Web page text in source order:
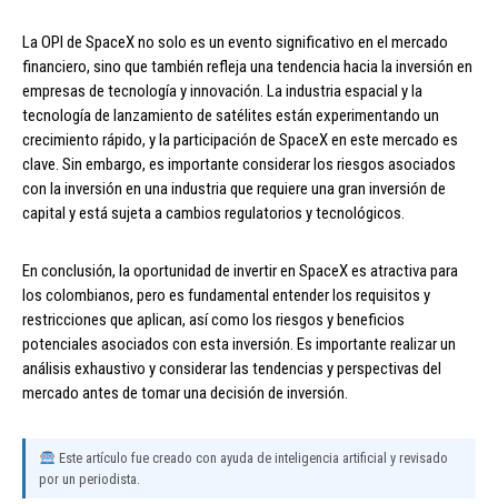
La OPI de SpaceX no solo es un evento significativo en el mercado
financiero, sino que también refleja una tendencia hacia la inversión en
empresas de tecnología y innovación. La industria espacial y la
tecnología de lanzamiento de satélites están experimentando un
crecimiento rápido, y la participación de SpaceX en este mercado es
clave. Sin embargo, es importante considerar los riesgos asociados
con la inversión en una industria que requiere una gran inversión de
capital y está sujeta a cambios regulatorios y tecnológicos.
En conclusión, la oportunidad de invertir en SpaceX es atractiva para
los colombianos, pero es fundamental entender los requisitos y
restricciones que aplican, así como los riesgos y beneficios
potenciales asociados con esta inversión. Es importante realizar un
análisis exhaustivo y considerar las tendencias y perspectivas del
mercado antes de tomar una decisión de inversión.
Este artículo fue creado con ayuda de inteligencia artificial y revisado
por un periodista.